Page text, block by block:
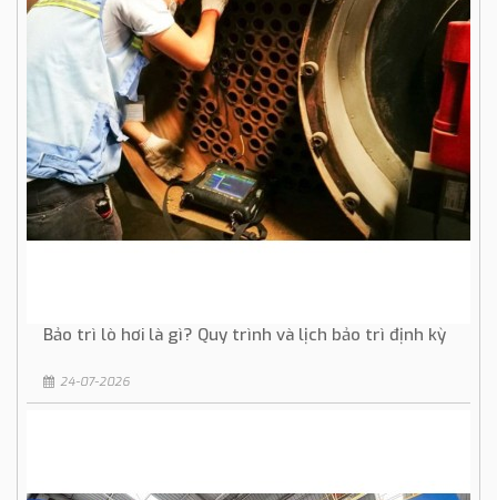
Bảo trì lò hơi là gì? Quy trình và lịch bảo trì định kỳ
24-07-2026